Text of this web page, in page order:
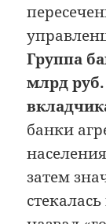
Группа
млрд руб.
банки
затем